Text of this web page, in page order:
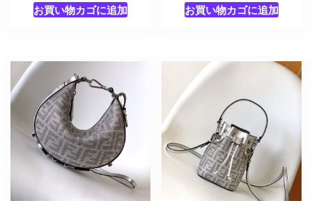
お買い物カゴに追加 お買い物カゴに追加